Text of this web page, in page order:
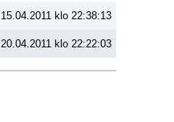
15.04.2011 klo 22:38:13
20.04.2011 klo 22:22:03